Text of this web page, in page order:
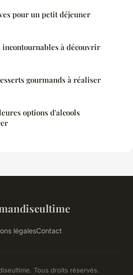
pour un petit déjeuner
incontournables à découvrir
gourmands à réaliser
options d'alcools
légalesContact
Tous droits réservés.